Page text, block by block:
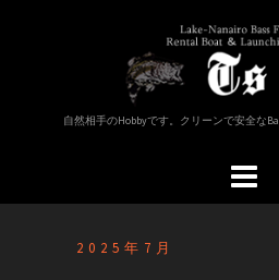
自然相手のHobbyです。クリーンで安全な
2025年7月